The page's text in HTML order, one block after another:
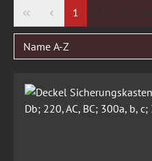
Seite
1